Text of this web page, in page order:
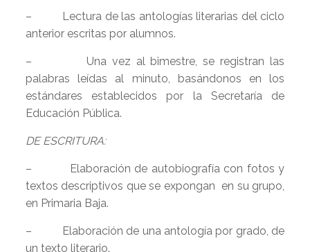
– Lectura de las antologías literarias del ciclo
anterior escritas por alumnos.
– Una vez al bimestre, se registran las
palabras leídas al minuto, basándonos en los
estándares establecidos por la Secretaría de
Educación Pública.
DE ESCRITURA:
– Elaboración de autobiografía con fotos y
textos descriptivos que se expongan en su grupo,
en Primaria Baja.
– Elaboración de una antología por grado, de
un texto literario.